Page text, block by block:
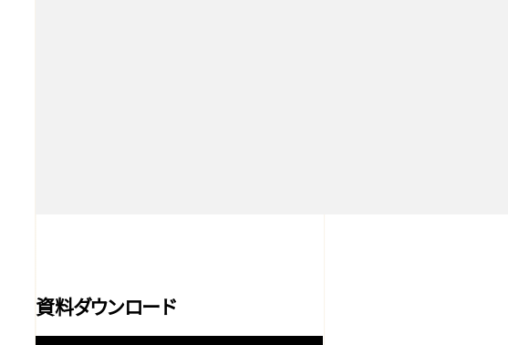
資料ダウンロード